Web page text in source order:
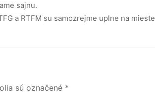
sajnu.
a RTFM su samozrejme uplne na mieste
sú označené *